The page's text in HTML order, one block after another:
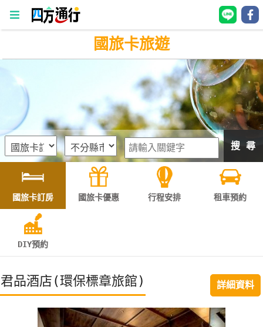
四
通
房
灣
訂
房
直接跟飯店訂房HOT
特
國旅卡旅遊
搜 尋
國旅卡訂房 國旅卡優惠 行程安排 租車預約
DIY預約
君品酒店(環保標章旅館) 詳細資料